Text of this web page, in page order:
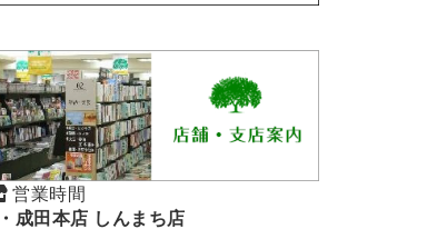
営業時間
・成田本店 しんまち店